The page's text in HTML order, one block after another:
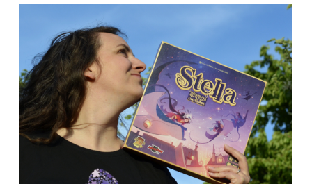
Přizpůsobitelný motiv